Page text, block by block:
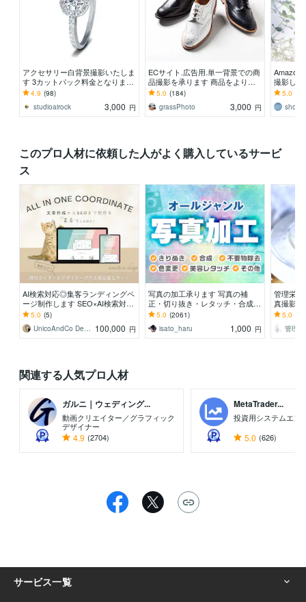
アクセサリー白背景撮影いたしま
す 3カットパック料金となりま
す。
4.9 (98)
studioairock
3,000 円
ECサイト.広告用.単一背景での商
品撮影を承ります 商品をより良
く見せるライティングを心掛けて
います。
5.0 (184)
grassPhoto
3,000 円
Amazon
撮影し
撮りま
5.0
このプロ人材に依頼した人がよく購入しているサービ
ス
AI検索対応◎集客ランディングペ
ージ制作します SEO×AI検索対策
×刺さる文章でLPの問い合わせUP
5.0 (5)
UnicoAndCo Design 100,000 円
写真の加工承ります 写真の補
正・切り抜き・レタッチ・合成が
必要な方に
5.0 (2061)
isato_haru
1,000 円
管理栄
真撮影
促に使え
ポート
5.0
管理
関連する人気プロ人材
ガルニ｜ウェディング...
動画クリエイター／グラフィック
デザイナー
4.9 (2704)
MetaTrader...
投資用システムエン
5.0 (626)